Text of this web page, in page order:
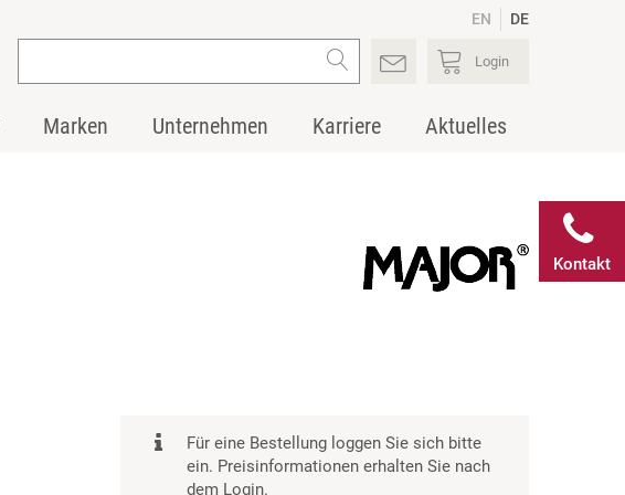
EN DE
Login
Marken Unternehmen Karriere Aktuelles
Kontakt
Für eine Bestellung loggen Sie sich bitte
ein. Preisinformationen erhalten Sie nach
dem Login.